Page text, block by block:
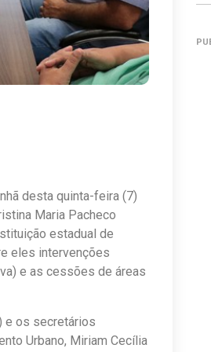
desta quinta-feira (7)
Maria Pacheco
estadual de
eles intervenções
e as cessões de áreas
e os secretários
Urbano, Miriam Cecília